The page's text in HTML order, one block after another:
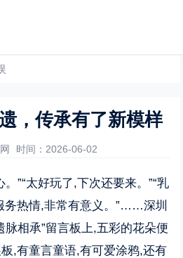
，传承有了新模样
时间：2026-06-02
”“太好玩了,下次还要来。”“乳
务热情,非常有意义。”……深圳
脉相承”留言板上,五彩的花朵便
,有童言童语,有可爱涂鸦,还有